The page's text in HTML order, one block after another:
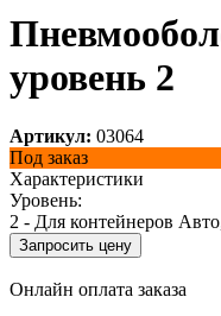
уровень 2
Артикул: 03064
Под заказ
Характеристики
Уровень:
2 - Для контейнеров
Запросить цену
Онлайн оплата заказа